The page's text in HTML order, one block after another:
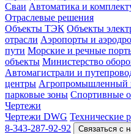
Cваи Автоматика и
Отраслевые решения
Объекты ТЭК Объекты
отрасли Аэропорты и
пути Морские и речные
объекты Министерство
Автомагистрали и
центры Агропромышленный
парковые зоны Спортивные
Чертежи
Чертежи DWG Технические
8-343-287-92-92
Связаться с